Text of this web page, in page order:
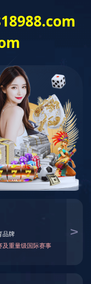
管线布置
16:19:21 ／ 浏览：2185